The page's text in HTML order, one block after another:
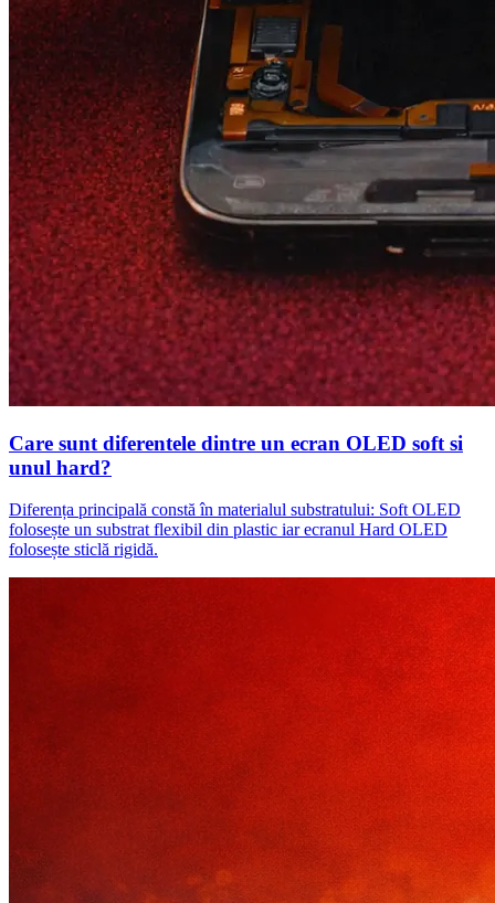
Care sunt diferentele dintre un ecran OLED soft si
unul hard?
Diferența principală constă în materialul substratului: Soft OLED
folosește un substrat flexibil din plastic iar ecranul Hard OLED
folosește sticlă rigidă.